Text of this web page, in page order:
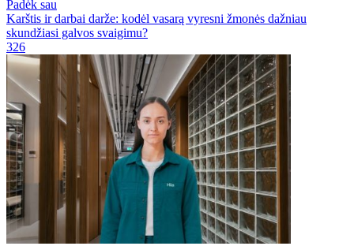
Padėk sau
Karštis ir darbai darže: kodėl vasarą vyresni žmonės dažniau
skundžiasi galvos svaigimu?
326